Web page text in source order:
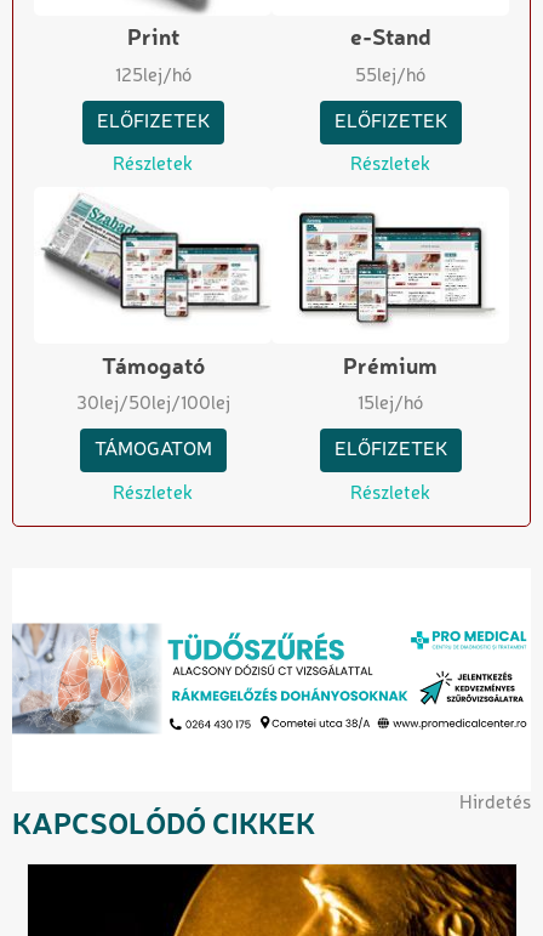
Print
125lej/hó
ELŐFIZETEK
Részletek
e-Stand
55lej/hó
ELŐFIZETEK
Részletek
Támogató
30lej/50lej/100lej
TÁMOGATOM
Részletek
Prémium
15lej/hó
ELŐFIZETEK
Részletek
Hirdetés
KAPCSOLÓDÓ CIKKEK